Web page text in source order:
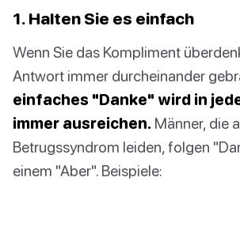
1. Halten Sie es einfach
Wenn Sie das Kompliment
Antwort immer durcheinander
einfaches "Danke" wird in
immer ausreichen. Männer, die
Betrugssyndrom leiden, folgen
einem "Aber". Beispiele: